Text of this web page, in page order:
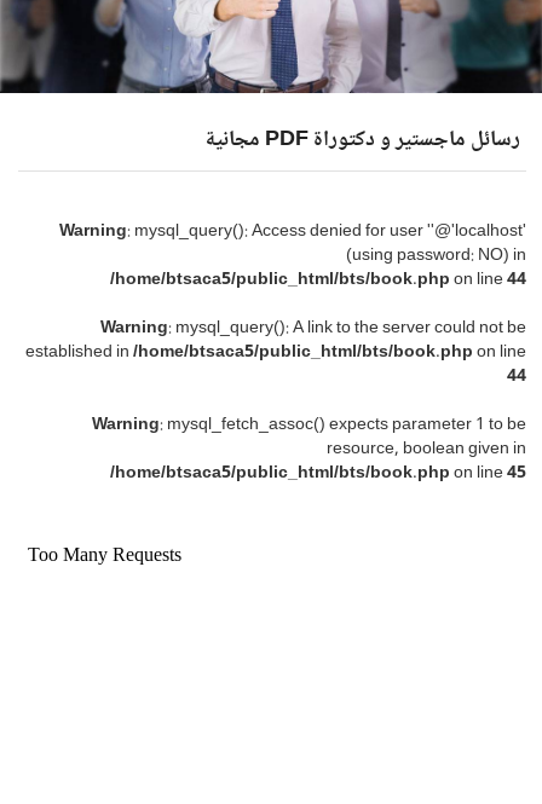
رسائل ماجستير و دكتوراة PDF مجانية
Warning: mysql_query(): Access denied for user ''@'localhost'
(using password: NO) in
/home/btsaca5/public_html/bts/book.phpon line44
Warning: mysql_query(): A link to the server could not be
established in/home/btsaca5/public_html/bts/book.phpon line
44
Warning: mysql_fetch_assoc() expects parameter 1 to be
resource, boolean given in
/home/btsaca5/public_html/bts/book.phpon line45